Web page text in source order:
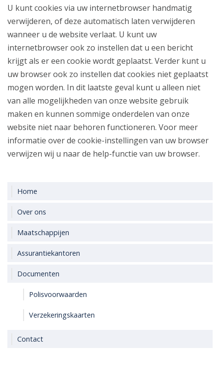
U kunt cookies via uw internetbrowser handmatig
verwijderen, of deze automatisch laten verwijderen
wanneer u de website verlaat. U kunt uw
internetbrowser ook zo instellen dat u een bericht
krijgt als er een cookie wordt geplaatst. Verder kunt u
uw browser ook zo instellen dat cookies niet geplaatst
mogen worden. In dit laatste geval kunt u alleen niet
van alle mogelijkheden van onze website gebruik
maken en kunnen sommige onderdelen van onze
website niet naar behoren functioneren. Voor meer
informatie over de cookie-instellingen van uw browser
verwijzen wij u naar de help-functie van uw browser.
Home
Over ons
Maatschappijen
Assurantiekantoren
Documenten
Polisvoorwaarden
Verzekeringskaarten
Contact